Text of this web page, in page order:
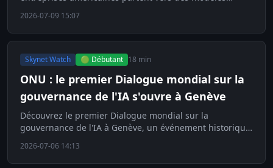
2026-07-09 15:07
Skynet Watch 🟢 Débutant 18 min
ONU : le premier Dialogue mondial sur la
gouvernance de l'IA s'ouvre à Genève
Découvrez le premier Dialogue mondial sur la
gouvernance de l'IA à Genève, un événement historique
2026-07-06 14:13